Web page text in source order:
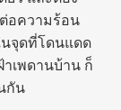
อความร้อน
นจุดที่โดนแดด
เพดานบ้าน ก็
กัน